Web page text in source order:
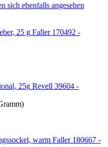
sich ebenfalls angesehen
Faller 170492 -
Revell 39604 -
Faller 180667 -